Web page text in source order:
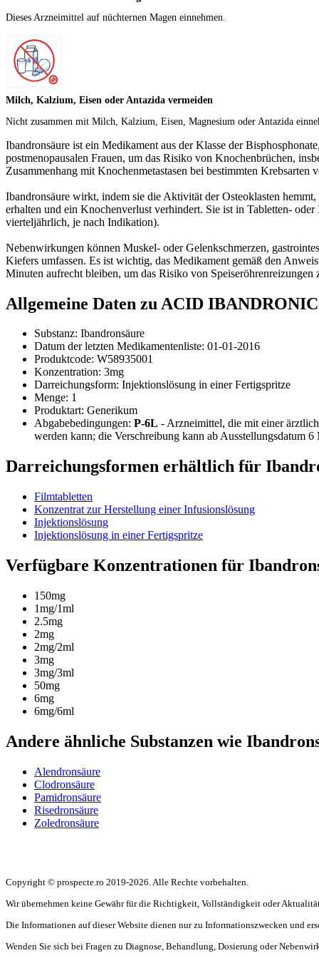
Dieses Arzneimittel auf nüchternen Magen einnehmen.
Milch, Kalzium, Eisen oder Antazida vermeiden
Nicht zusammen mit Milch, Kalzium, Eisen, Magnesium oder Antazida
Ibandronsäure ist ein Medikament aus der Klasse der
postmenopausalen Frauen, um das Risiko von Knochenbrüchen,
Zusammenhang mit Knochenmetastasen bei bestimmten Krebsarten
Ibandronsäure wirkt, indem sie die Aktivität der Osteoklasten
erhalten und ein Knochenverlust verhindert. Sie ist in Tabletten-
vierteljährlich, je nach Indikation).
Nebenwirkungen können Muskel- oder Gelenkschmerzen,
Kiefers umfassen. Es ist wichtig, das Medikament gemäß den
Minuten aufrecht bleiben, um das Risiko von Speiseröhrenreizungen
Allgemeine Daten zu ACID
Substanz: Ibandronsäure
Datum der letzten Medikamentenliste: 01-01-2016
Produktcode: W58935001
Konzentration: 3mg
Darreichungsform: Injektionslösung in einer Fertigspritze
Menge: 1
Produktart: Generikum
Abgabebedingungen: P-6L - Arzneimittel, die mit einer
werden kann; die Verschreibung kann ab Ausstellungsdatum
Darreichungsformen erhältlich für
Filmtabletten
Konzentrat zur Herstellung einer Infusionslösung
Injektionslösung
Injektionslösung in einer Fertigspritze
Verfügbare Konzentrationen für
150mg
1mg/1ml
2.5mg
2mg
2mg/2ml
3mg
3mg/3ml
50mg
6mg
6mg/6ml
Andere ähnliche Substanzen wie
Alendronsäure
Clodronsäure
Pamidronsäure
Risedronsäure
Zoledronsäure
Copyright © prospecte.ro 2019-2026. Alle Rechte vorbehalten.
Wir übernehmen keine Gewähr für die Richtigkeit, Vollständigkeit oder
Die Informationen auf dieser Website dienen nur zu Informationszwecken und
Wenden Sie sich bei Fragen zu Diagnose, Behandlung, Dosierung oder